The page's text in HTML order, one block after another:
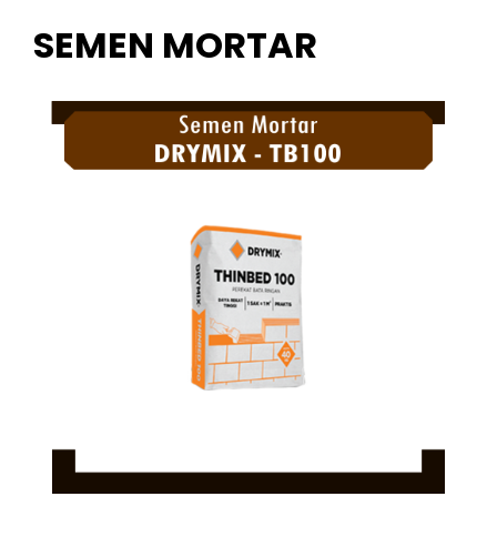
SEMEN MORTAR